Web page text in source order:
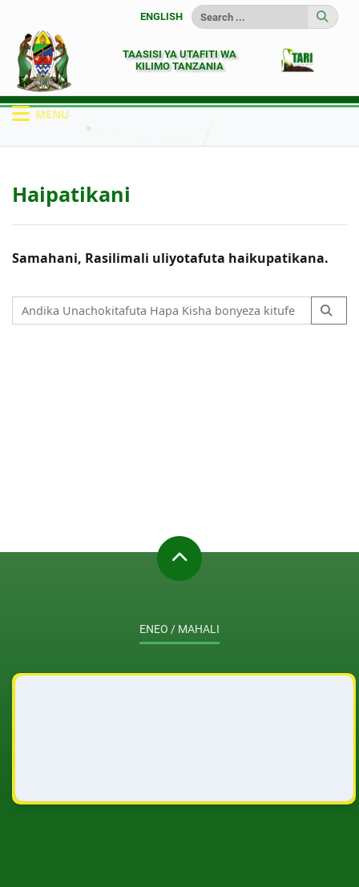
ENGLISH
TAASISI YA UTAFITI WA
KILIMO TANZANIA
MENU
Haipatikani
Samahani, Rasilimali uliyotafuta haikupatikana.
ENEO / MAHALI